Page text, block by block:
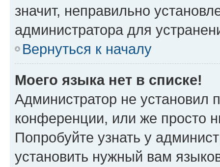
значит, неправильно
администратора для
Вернуться к началу
Моего языка нет в списке!
Администратор не установил
конференции, или же просто
Попробуйте узнать у
установить нужный вам